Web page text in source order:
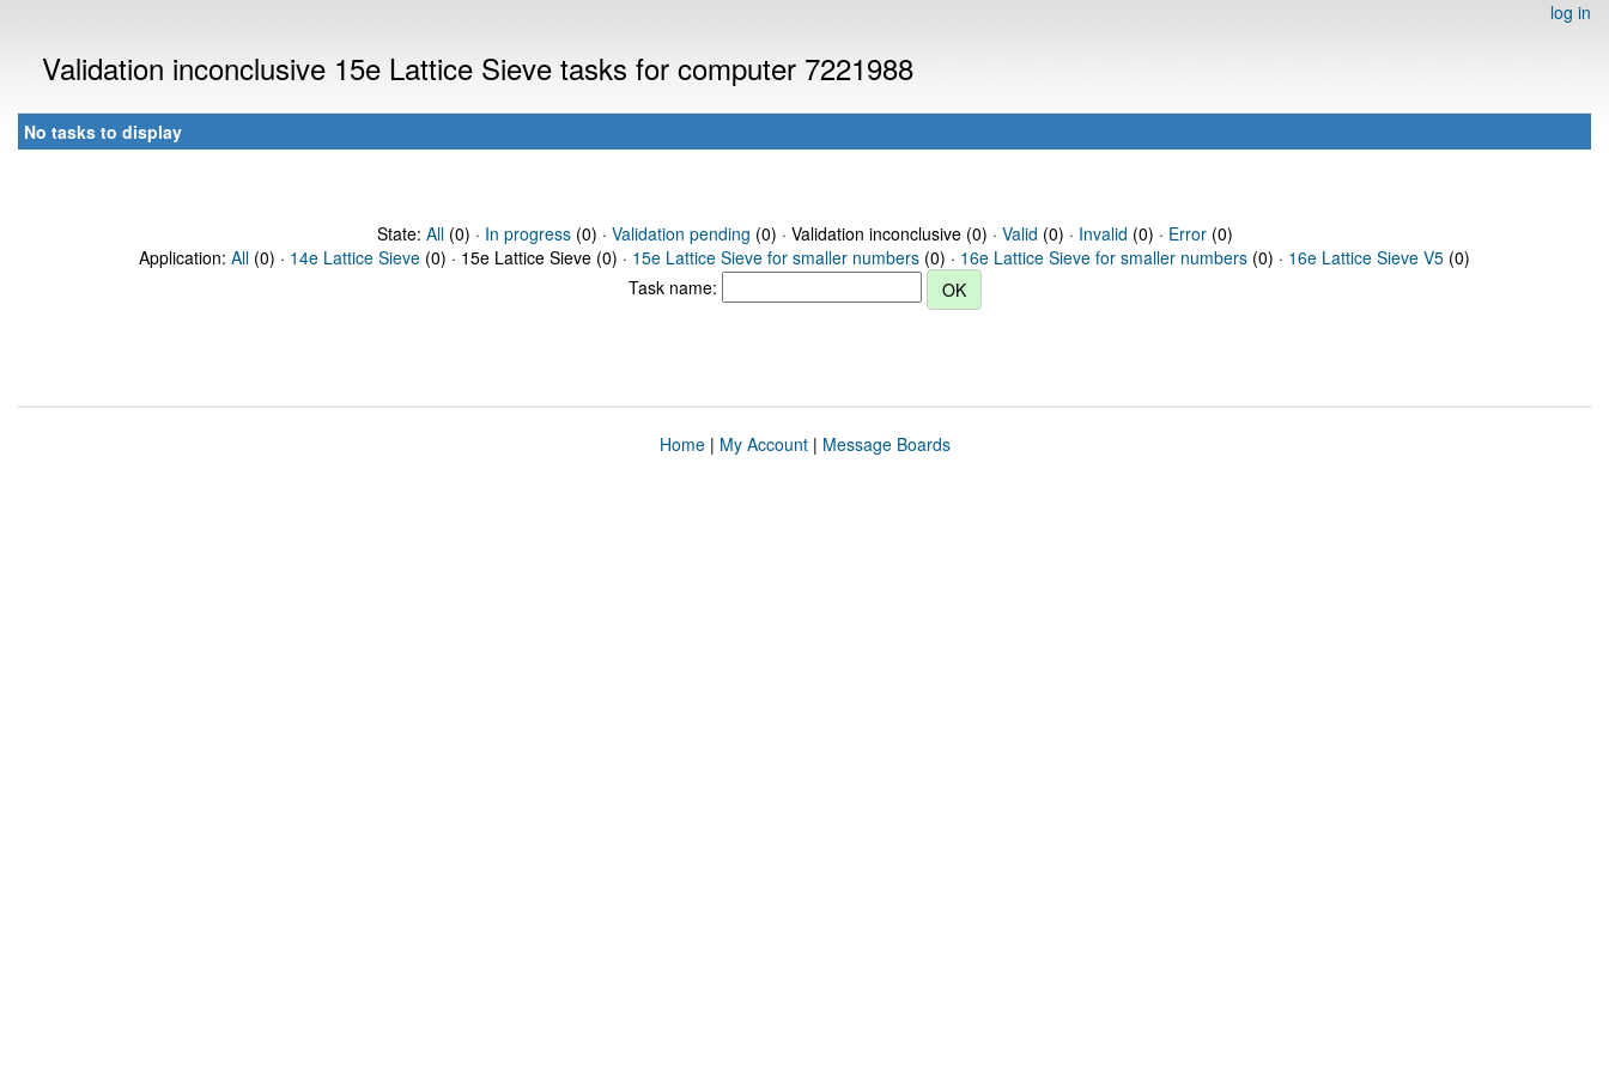
log in
Validation inconclusive 15e Lattice Sieve tasks for computer 7221988
No tasks to display
State: All(0) · In progress(0) · Validation pending (0) · Validation inconclusive (0) · Valid (0) · Invalid (0) · Error(0)
Application: All (0) · 14e Lattice Sieve (0) · 15e Lattice Sieve (0) · 15e Lattice Sieve for smaller numbers (0) · 16e Lattice Sieve for smaller numbers (0) · 16e Lattice Sieve V5 (0)
Task name:
Home| My Account| Message Boards